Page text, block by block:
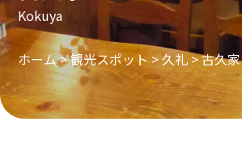
Kokuya
ホーム>観光スポット>久礼>古久家